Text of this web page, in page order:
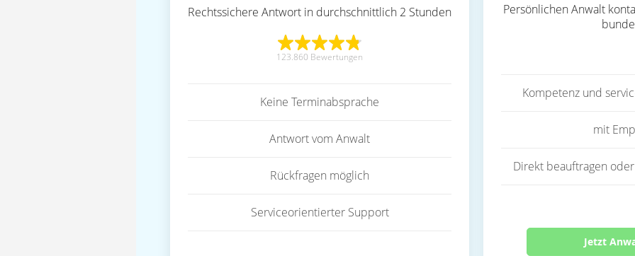
Rechtssichere Antwort in durchschnittlich 2 Stunden
123.860 Bewertungen
Keine Terminabsprache
Antwort vom Anwalt
Rückfragen möglich
Serviceorientierter Support
Persönlichen Anwalt
Kompetenz und
mit
Direkt beauftragen
Jetzt